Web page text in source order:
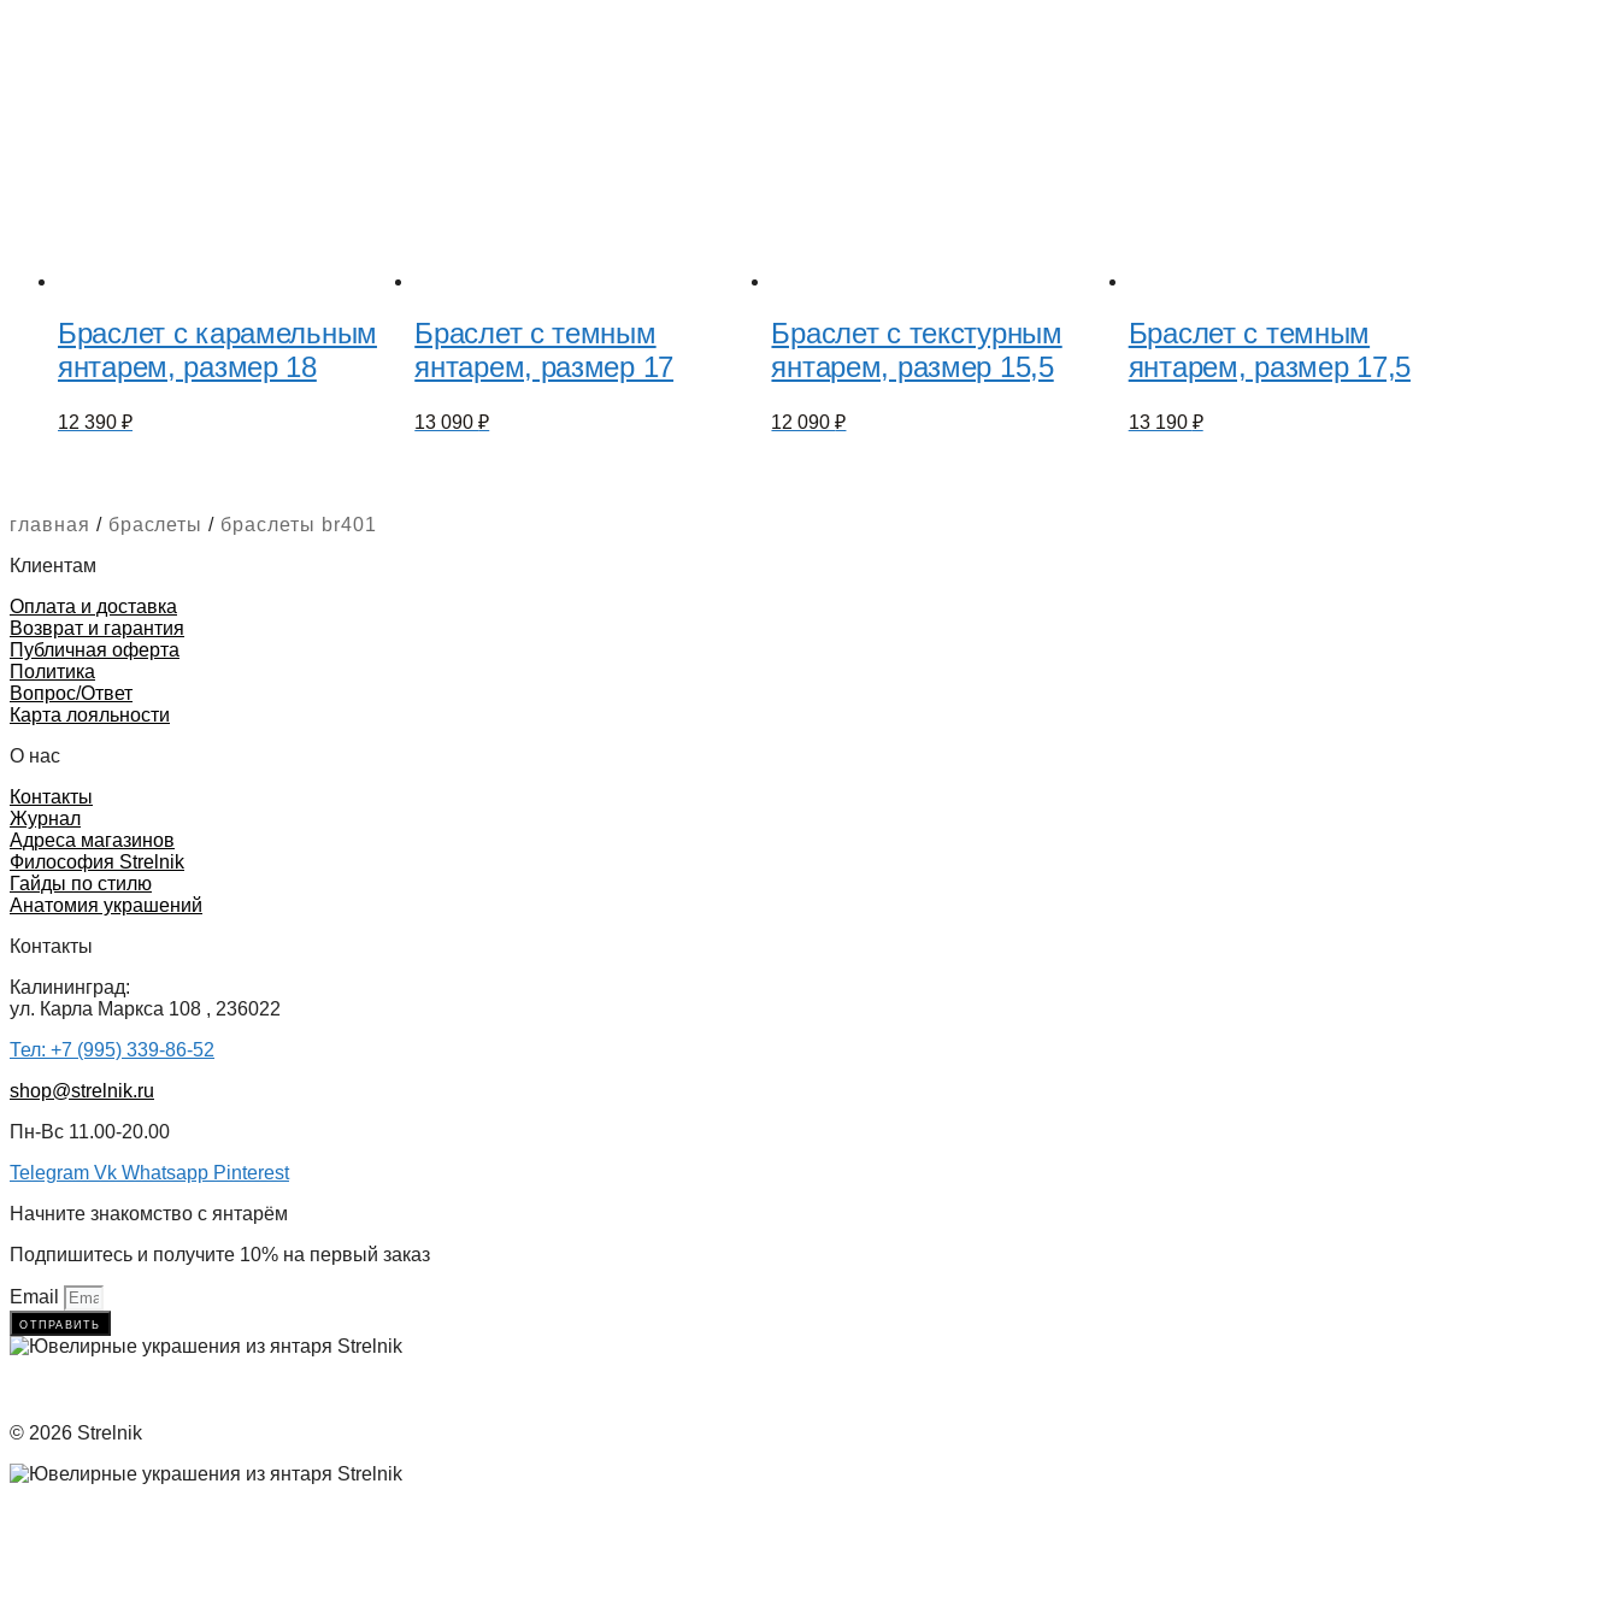
Браслет с карамельным
янтарем, размер 18
12 390 ₽
Браслет с темным
янтарем, размер 17
13 090₽
Браслет с текстурным
янтарем, размер 15,5
12 090₽
Браслет с темным
янтарем, размер 17,5
13 190 ₽
главная / браслеты / браслеты br401
Клиентам
Оплата и доставка
Возврат и гарантия
Публичная оферта
Политика
Вопрос/Ответ
Карта лояльности
О нас
Контакты
Журнал
Адреса магазинов
Философия Strelnik
Гайды по стилю
Анатомия украшений
Контакты
Калининград:
ул. Карла Маркса 108 , 236022
Тел: +7 (995) 339-86-52
shop@strelnik.ru
Пн-Вс 11.00-20.00
Telegram Vk Whatsapp Pinterest
Начните знакомство с янтарём
Подпишитесь и получите 10% на первый заказ
Email
отправить
© 2026 Strelnik